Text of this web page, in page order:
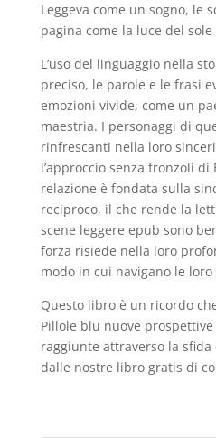
Leggeva come un sogno, le
pagina come la luce del
L’uso del linguaggio nella
preciso, le parole e le frasi
emozioni vivide, come un
maestria. I personaggi di
rinfrescanti nella loro
l’approccio senza fronzoli di
relazione è fondata sulla
reciproco, il che rende la
scene leggere epub sono
forza risiede nella loro
modo in cui navigano le
Questo libro è un ricordo
Pillole blu nuove prospettive
raggiunte attraverso la sfida
dalle nostre libro gratis di